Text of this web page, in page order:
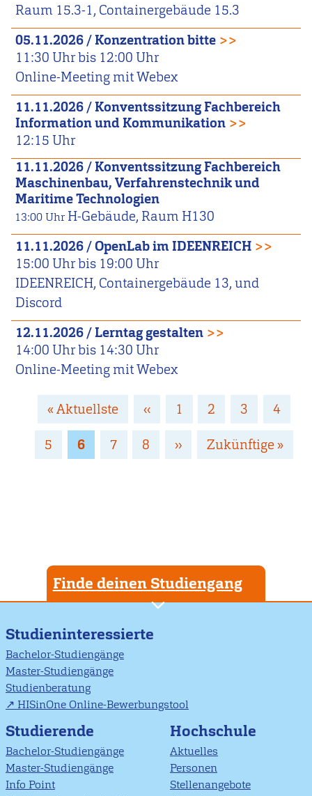
Raum 15.3-1, Containergebäude 15.3
05.11.2026/Konzentration bitte >>
11:30 Uhr bis 12:00 Uhr
Online-Meeting mit Webex
11.11.2026/Konventssitzung Fachbereich
Information und Kommunikation >>
12:15 Uhr
11.11.2026/Konventssitzung Fachbereich
Maschinenbau, Verfahrenstechnik und
Maritime Technologien
13:00Uhr H-Gebäude, Raum H130
11.11.2026/OpenLab im IDEENREICH >>
15:00 Uhr bis 19:00 Uhr
IDEENREICH, Containergebäude 13, und
Discord
12.11.2026/Lerntag gestalten >>
14:00 Uhr bis 14:30 Uhr
Online-Meeting mit Webex
Seitennummerierung
Erste
Seite
« Aktuellste
Vorherige
‹‹ Page
1 Page
2 Page
3 Page
4
Page
5 Page
6 Page
7 Page
8
Nächste
››
Letzte
Zukünftige »
Finde deinen Studiengang
Studieninteressierte
Bachelor-Studiengänge
Master-Studiengänge
Studienberatung
HISinOne Online-Bewerbungstool
Studierende
Bachelor-Studiengänge
Master-Studiengänge
Info Point
Hochschule
Aktuelles
Personen
Stellenangebote